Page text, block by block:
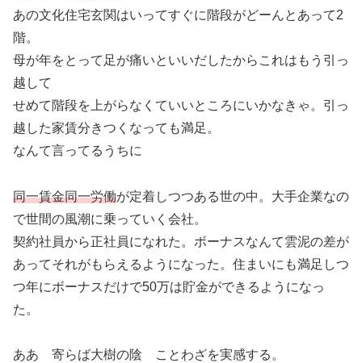
あの文化住宅玄関はいってすぐに階段がどーんとあって2
階。
母が年をとって足が痛いといいだしたからこれはもう引っ
越して
せめて階段を上がらなくていいところにいかなきゃ。引っ
越した家賃分きつくなっても満足。
なんて言ってるうちに
同一賃金同一労働が定着しつつある世の中。大手企業なの
で世間の風潮に乗っていく会社。
契約社員から正社員になれた。ボーナスなんて雲泥の差が
あってそれがもらえるようになった。住まいにも満足しつ
つ年にボーナスだけで50万は貯金ができるようになっ
た。
ああ 寄らば大樹の陰 ことわざを実感する。